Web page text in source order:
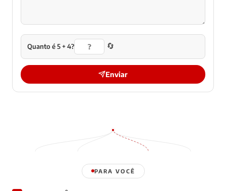
Quanto é 5 + 4? 🔄
Enviar
PARA VOCÊ